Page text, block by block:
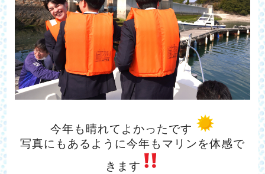
今年も晴れてよかったです
写真にもあるように今年もマリンを体感で
きます